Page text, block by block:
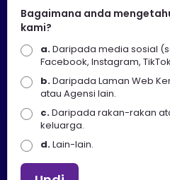
8891
7100
Penafian : Kerajaan Malaysia
Pelancongan Seni dan
bertanggungjawab atas
disebabkan oleh penggunaan
yang diperolehi dari portal ini.
Bagaimana anda
kami?
a.Daripada media sosial
Facebook, Instagram,
b.Daripada Laman Web
atau Agensi lain.
c.Daripada rakan-rakan
keluarga.
d.Lain-lain.
Apa Khabar! Selamat datang ke
Pelancongan, Seni dan Budaya